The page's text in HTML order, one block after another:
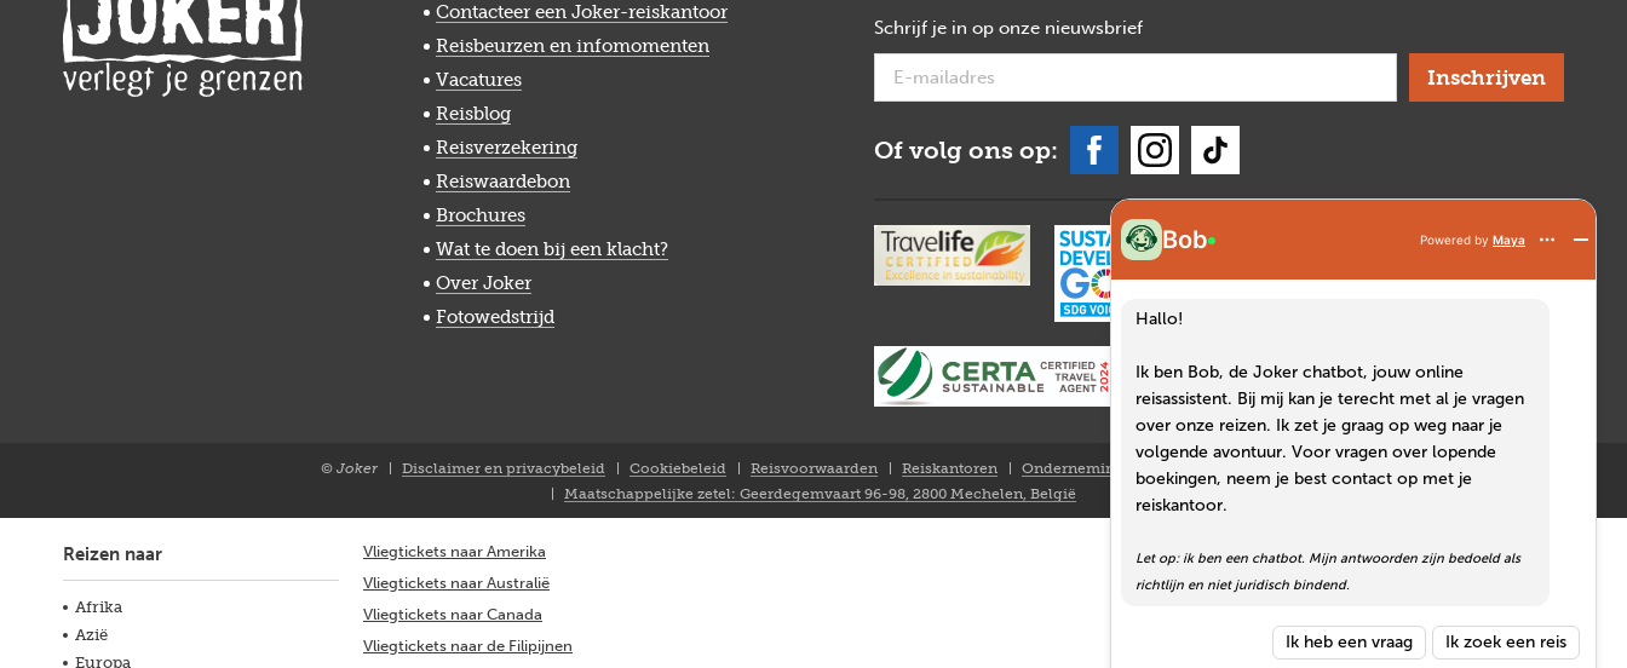
Bob Powered by Maya
Hallo!
Ik ben Bob, de Joker chatbot, jouw online
reisassistent. Bij mij kan je terecht met al je vragen
over onze reizen. Ik zet je graag op weg naar je
volgende avontuur. Voor vragen over lopende
boekingen, neem je best contact op met je
reiskantoor.
Let op: ik ben een chatbot. Mijn antwoorden zijn bedoeld als
richtlijn en niet juridisch bindend.
Ik heb een vraag Ik zoek een reis
Contacteer een Joker-reiskantoor
Reisbeurzen en infomomenten
Vacatures
Reisblog
Reisverzekering
Reiswaardebon
Brochures
Wat te doen bij een klacht?
Over Joker
Fotowedstrijd
Schrijf je in op onze nieuwsbrief
Of volg ons op:
© Joker
Disclaimer en privacybeleid Cookiebeleid Reisvoorwaarden Reiskantoren
Ondernemingsnummer: 0421.988.897
Maatschappelijke zetel: Geerdegemvaart 96-98, 2800 Mechelen, België
Reizen naar
Afrika
Azië
Europa
Vliegtickets naar Amerika
Vliegtickets naar Australië
Vliegtickets naar Canada
Vliegtickets naar de Filipijnen
Snelle links >>
Rondreizen in Amerika
Camperreizen in Canada